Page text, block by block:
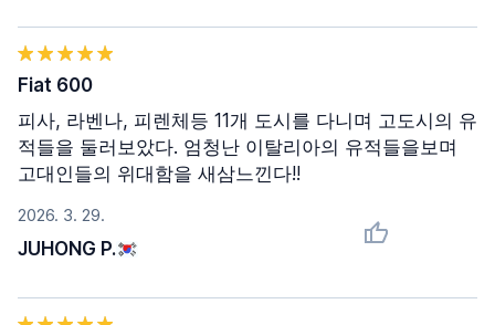
2026. 3. 29.
JUHONG P.
Fiat 600
피사, 라벤나, 피렌체등 11개 도시를 다니며 고도시의 유
적들을 둘러보았다. 엄청난 이탈리아의 유적들을보며
고대인들의 위대함을 새삼느낀다!!